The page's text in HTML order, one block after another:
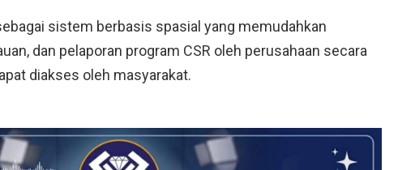
sistem berbasis spasial yang memudahkan
dan pelaporan program CSR oleh perusahaan secara
diakses oleh masyarakat.